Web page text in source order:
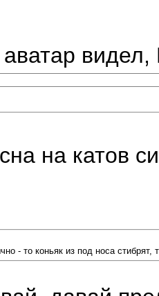
аватар
на катов
- то коньяк из под носа